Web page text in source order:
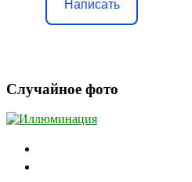
Написать
Случайное фото